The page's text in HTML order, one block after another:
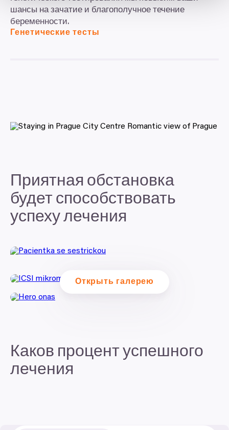
шансы на зачатие и благополучное течение
беременности.
Генетические тесты
Приятная обстановка
будет способствовать
успеху лечения
Открыть галерею
Каков процент успешного
лечения